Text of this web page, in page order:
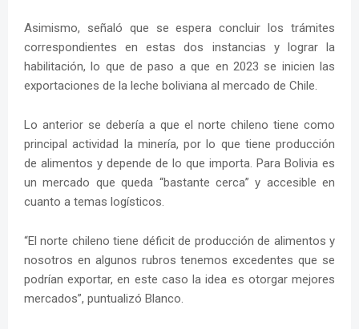
Asimismo, señaló que se espera concluir los trámites
correspondientes en estas dos instancias y lograr la
habilitación, lo que de paso a que en 2023 se inicien las
exportaciones de la leche boliviana al mercado de Chile.
Lo anterior se debería a que el norte chileno tiene como
principal actividad la minería, por lo que tiene producción
de alimentos y depende de lo que importa. Para Bolivia es
un mercado que queda “bastante cerca” y accesible en
cuanto a temas logísticos.
“El norte chileno tiene déficit de producción de alimentos y
nosotros en algunos rubros tenemos excedentes que se
podrían exportar, en este caso la idea es otorgar mejores
mercados”, puntualizó Blanco.